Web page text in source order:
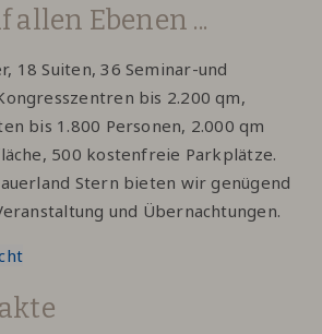
Ebenen ...
18 Suiten, 36 Seminar-und
bis 2.200 qm,
bis 1.800 Personen, 2.000 qm
500 kostenfreie Parkplätze.
Stern bieten wir genügend
und Übernachtungen.